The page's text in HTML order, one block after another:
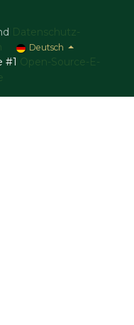
Datenschutz-
Deutsch
#1 Open-Source-E-